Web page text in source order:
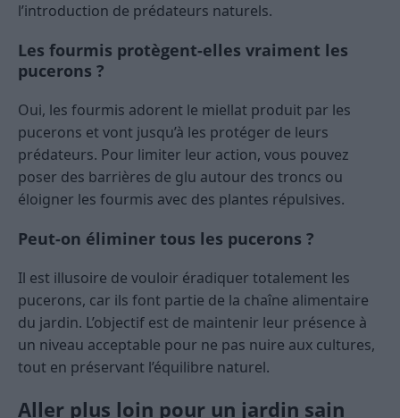
l’introduction de prédateurs naturels.
Les fourmis protègent-elles vraiment les
pucerons ?
Oui, les fourmis adorent le miellat produit par les
pucerons et vont jusqu’à les protéger de leurs
prédateurs. Pour limiter leur action, vous pouvez
poser des barrières de glu autour des troncs ou
éloigner les fourmis avec des plantes répulsives.
Peut-on éliminer tous les pucerons ?
Il est illusoire de vouloir éradiquer totalement les
pucerons, car ils font partie de la chaîne alimentaire
du jardin. L’objectif est de maintenir leur présence à
un niveau acceptable pour ne pas nuire aux cultures,
tout en préservant l’équilibre naturel.
Aller plus loin pour un jardin sain